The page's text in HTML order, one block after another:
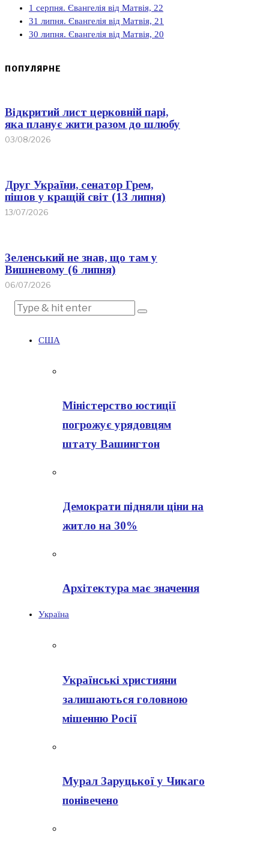
1 серпня. Євангелія від Матвія, 22
31 липня. Євангелія від Матвія, 21
30 липня. Євангелія від Матвія, 20
ПОПУЛЯРНЕ
Відкритий лист церковній парі,
яка планує жити разом до шлюбу
03/08/2026
Друг України, сенатор Грем,
пішов у кращій світ (13 липня)
13/07/2026
Зеленський не знав, що там у
Вишневому (6 липня)
06/07/2026
США
Міністерство юстиції
погрожує урядовцям
штату Вашингтон
Демократи підняли ціни на
житло на 30%
Архітектура має значення
Україна
Українські християни
залишаються головною
мішенню Росії
Мурал Заруцької у Чикаго
понівечено